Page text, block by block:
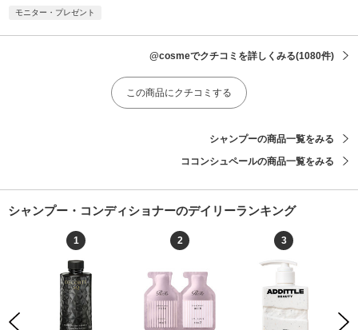
モニター・プレゼント
@cosmeでクチコミを詳しくみる(1080件)
この商品にクチコミする
シャンプーの商品一覧をみる
ココンシュペールの商品一覧をみる
シャンプー・コンディショナーのデイリーランキング
Previous
1 2 3
Next